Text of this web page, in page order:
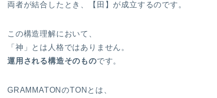
両者が結合したとき、【田】が成立するのです。
この構造理解において、
「神」とは人格ではありません。
運用される構造そのものです。
GRAMMATONのTONとは、